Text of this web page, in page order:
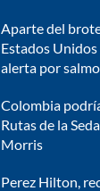
Aparte del
Estados
alerta por
Colombia
Rutas de la
Morris
Perez Hilton,